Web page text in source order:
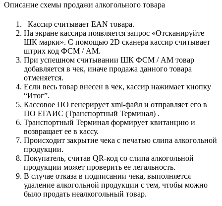
Описание схемы продажи алкогольного товара
Кассир считывает EAN товара.
На экране кассира появляется запрос «Отсканируйте
ШК марки». С помощью 2D сканера кассир считывает
штрих код ФСМ / АМ.
При успешном считывании ШК ФСМ / АМ товар
добавляется в чек, иначе продажа данного товара
отменяется.
Если весь товар внесен в чек, кассир нажимает кнопку
“Итог”.
Кассовое ПО генерирует xml-файл и отправляет его в
ПО ЕГАИС (Транспортный Терминал) .
Транспортный Терминал формирует квитанцию и
возвращает ее в кассу.
Происходит закрытие чека с печатью слипа алкогольной
продукции.
Покупатель, считав QR-код со слипа алкогольной
продукции может проверить ее легальность.
В случае отказа в подписании чека, выполняется
удаление алкогольной продукции с тем, чтобы можно
было продать неалкогольный товар.